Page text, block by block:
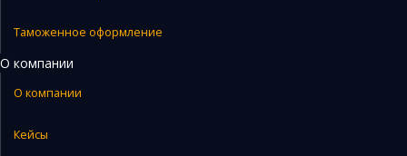
Таможенное оформление
О компании
О компании
Кейсы